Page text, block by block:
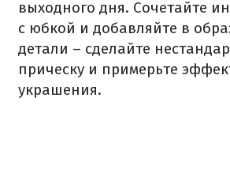
выходного дня. Сочетайте
с юбкой и добавляйте в
детали – сделайте
прическу и примерьте
украшения.